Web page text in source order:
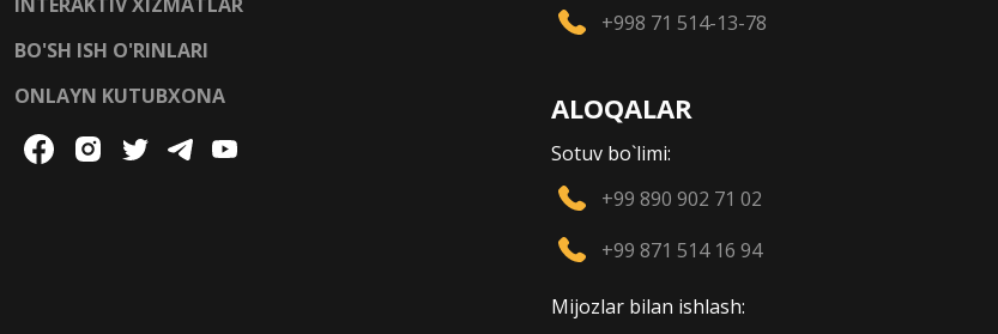
BO'SH ISH O'RINLARI
ONLAYN KUTUBXONA
+998 71 514-13-78
ALOQALAR
Sotuv bo`limi:
+99 890 902 71 02
+99 871 514 16 94
Mijozlar bilan ishlash: